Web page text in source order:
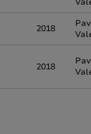
2018
2018